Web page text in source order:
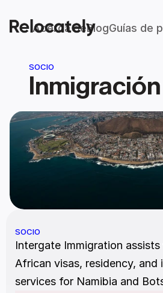
Acerca deBlogGuías de
SOCIO
SOCIO
Intergate Immigration
African visas, residency, and
services for Namibia and